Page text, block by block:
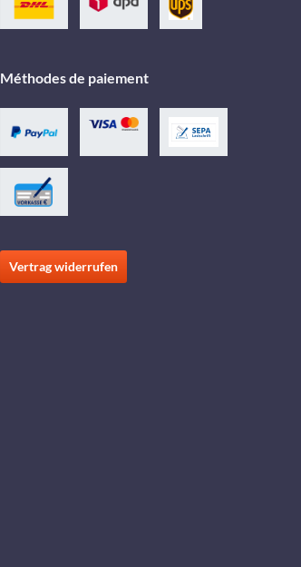
Méthodes de paiement
Vertrag widerrufen